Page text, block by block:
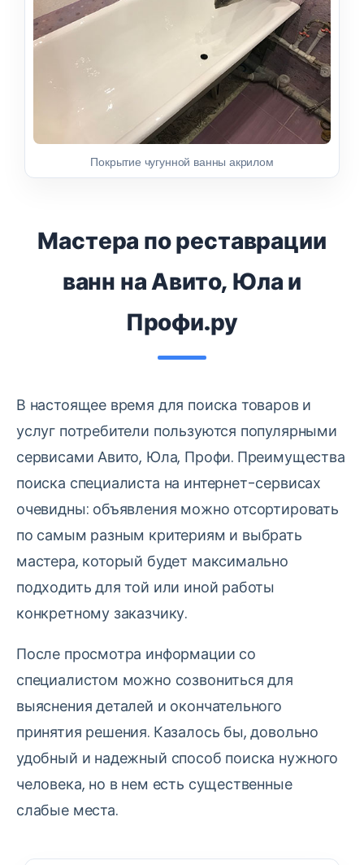
Покрытие чугунной ванны акрилом
Мастера по реставрации
ванн на Авито, Юла и
Профи.ру
В настоящее время для поиска товаров и
услуг потребители пользуются популярными
сервисами Авито, Юла, Профи. Преимущества
поиска специалиста на интернет-сервисах
очевидны: объявления можно отсортировать
по самым разным критериям и выбрать
мастера, который будет максимально
подходить для той или иной работы
конкретному заказчику.
После просмотра информации со
специалистом можно созвониться для
выяснения деталей и окончательного
принятия решения. Казалось бы, довольно
удобный и надежный способ поиска нужного
человека, но в нем есть существенные
слабые места.